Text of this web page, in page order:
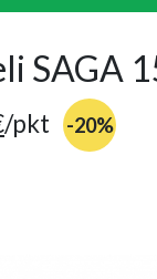
SAGA
/pkt -20%